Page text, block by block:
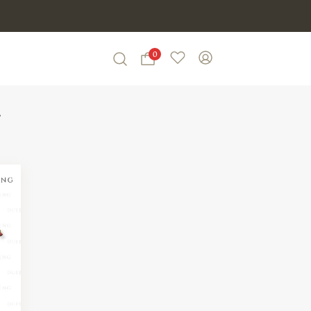
Search
0
WishlistMy Account